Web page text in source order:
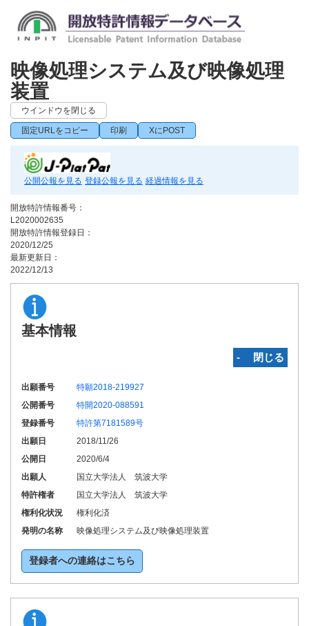
映像処理システム及び映像処理
装置
ウインドウを閉じる
固定URLをコピー 印刷 XにPOST
公開公報を見る 登録公報を見る 経過情報を見る
開放特許情報番号：
L2020002635
開放特許情報登録日：
2020/12/25
最新更新日：
2022/12/13
基本情報
‐ 閉じる
出願番号
特願2018-219927
公開番号
特開2020-088591
登録番号
特許第7181589号
出願日
2018/11/26
公開日
2020/6/4
出願人
国立大学法人 筑波大学
特許権者
国立大学法人 筑波大学
権利化状況
権利化済
発明の名称
映像処理システム及び映像処理装置
登録者への連絡はこちら